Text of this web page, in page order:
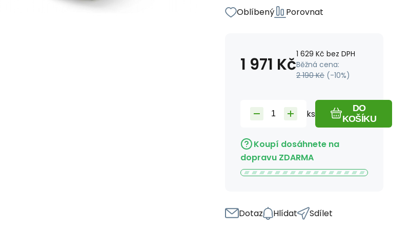
Oblíbený Porovnat
1 971 Kč1 629 Kč bez DPH
Běžná cena:
2 190 Kč (-10%)
ks
DO
KOŠÍKU
Koupí dosáhnete na
dopravu ZDARMA
Dotaz Hlídat Sdílet